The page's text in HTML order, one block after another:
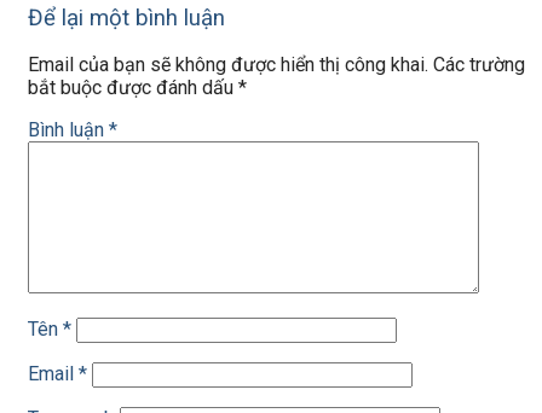
Để lại một bình luận
Email của bạn sẽ không được hiển thị công khai. Các trường
bắt buộc được đánh dấu *
Bình luận *
Tên *
Email *